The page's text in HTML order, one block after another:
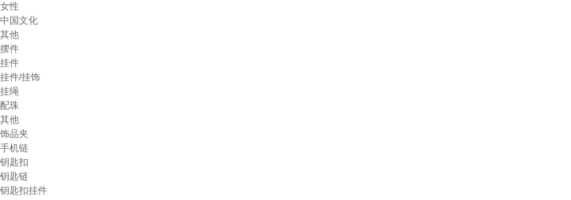
女性
中国文化
其他
摆件
挂件
挂件/挂饰
挂绳
配珠
其他
饰品夹
手机链
钥匙扣
钥匙链
钥匙扣挂件